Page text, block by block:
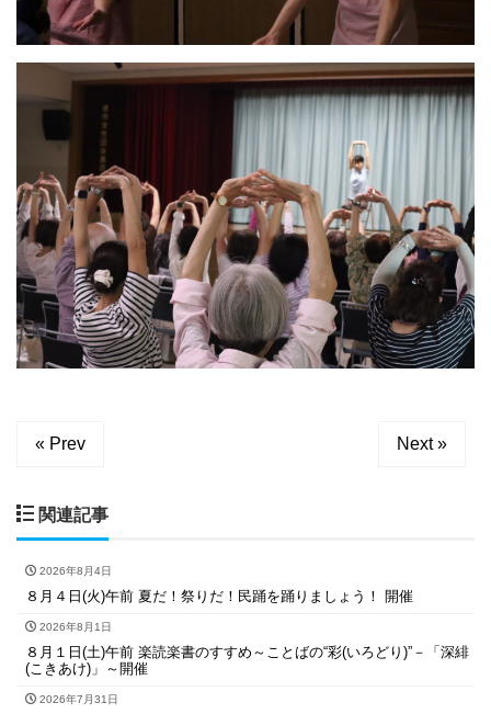
« Prev Next »
関連記事
2026年8月4日
８月４日(火)午前 夏だ！祭りだ！民踊を踊りましょう！ 開催
2026年8月1日
８月１日(土)午前 楽読楽書のすすめ～ことばの“彩(いろどり)”－「深緋
(こきあけ)」～開催
2026年7月31日